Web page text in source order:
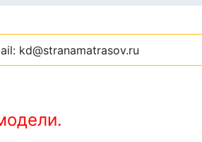
kd@stranamatrasov.ru